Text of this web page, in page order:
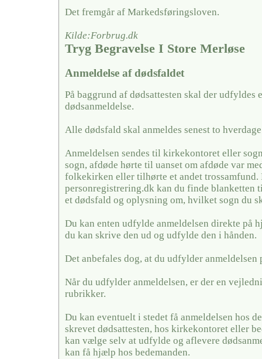
Det fremgår af Markedsføringsloven.
Kilde:Forbrug.dk
Tryg Begravelse I Store Merløse
Anmeldelse af dødsfaldet
På baggrund af dødsattesten skal der udfyldes
dødsanmeldelse.
Alle dødsfald skal anmeldes senest to
Anmeldelsen sendes til kirkekontoret eller
sogn, afdøde hørte til uanset om afdøde var
folkekirken eller tilhørte et andet trossamfund.
personregistrering.dk kan du finde blanketten
et dødsfald og oplysning om, hvilket sogn du
Du kan enten udfylde anmeldelsen direkte på
du kan skrive den ud og udfylde den i hånden.
Det anbefales dog, at du udfylder anmeldelsen
Når du udfylder anmeldelsen, er der en
rubrikker.
Du kan eventuelt i stedet få anmeldelsen hos
skrevet dødsattesten, hos kirkekontoret eller
kan vælge selv at udfylde og aflevere
kan få hjælp hos bedemanden.